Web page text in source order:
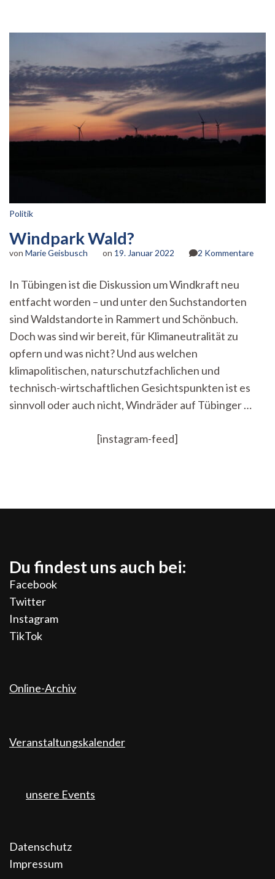
Politik
Windpark Wald?
von Marie Geisbusch on 19. Januar 2022 2 Kommentarezu
In Tübingen ist die Diskussion um Windkraft neu
entfacht worden – und unter den Suchstandorten
sind Waldstandorte in Rammert und Schönbuch.
Doch was sind wir bereit, für Klimaneutralität zu
opfern und was nicht? Und aus welchen
klimapolitischen, naturschutzfachlichen und
technisch-wirtschaftlichen Gesichtspunkten ist es
sinnvoll oder auch nicht, Windräder auf Tübinger …
[instagram-feed]
Du findest uns auch bei:
Facebook
Twitter
Instagram
TikTok
Online-Archiv
Veranstaltungskalender
unsere Events
Datenschutz
Impressum